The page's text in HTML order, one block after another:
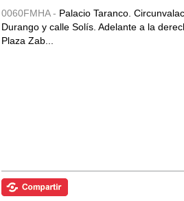
0060FMHA - Palacio Taranco.
Durango y calle Solís. Adelante a la
Plaza Zab...